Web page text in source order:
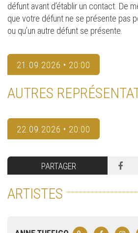
défunt avant d’établir un contact. De
que votre défunt ne se présente pas
ou qu’un autre défunt se présente.
21.09.2026 • 20:00
AUTRES
22.09.2026 • 20:00
PARTAGER
ARTISTES